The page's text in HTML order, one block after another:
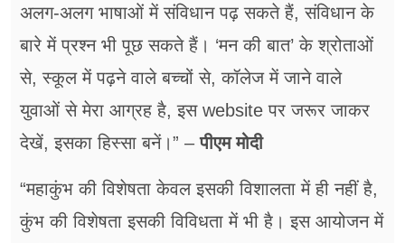
अलग-अलग भाषाओं में संविधान पढ़ सकते हैं, संविधान के
बारे में प्रश्न भी पूछ सकते हैं। ‘मन की बात’ के श्रोताओं
से, स्कूल में पढ़ने वाले बच्चों से, कॉलेज में जाने वाले
युवाओं से मेरा आग्रह है, इस website पर जरूर जाकर
देखें, इसका हिस्सा बनें।” –पीएम मोदी
“महाकुंभ की विशेषता केवल इसकी विशालता में ही नहीं है,
कुंभ की विशेषता इसकी विविधता में भी है। इस आयोजन में